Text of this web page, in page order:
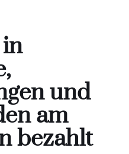
und
am
bezahlt